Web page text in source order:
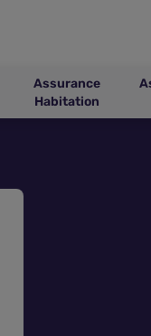
Assurance
Habitation